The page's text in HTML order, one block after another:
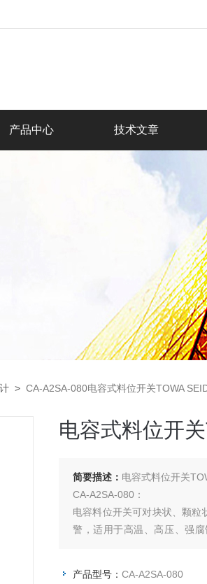
产品中心 技术文章
> CA-A2SA-080电容式料位开关TOWA
电容式料位开
简要描述： 电容式料位开关
CA-A2SA-080：
电容料位开关可对块状、颗粒
警，适用于高温、高压、强
产品型号： CA-A2SA-080